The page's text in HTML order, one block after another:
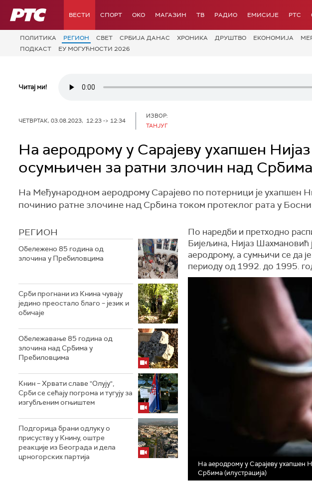
РТС ВЕСТИ СПОРТ OKO МАГАЗИН ТВ РАДИО ЕМИСИЈЕ РТС
ПОЛИТИКА РЕГИОН СВЕТ СРБИЈА ДАНАС ХРОНИКА ДРУШТВО ЕКОНОМИЈА
ПОДКАСТ
ЕУ МОГУЋНОСТИ 2026
Читај ми!
ЧЕТВРТАК, 03.08.2023, 12:23 -> 12:34
ИЗВОР:
ТАНЈУГ
На аеродрому у Сарајеву ухапшен
осумњичен за ратни злочин над Србима
На Међународном аеродрому Сарајево по потерници је ухапшен
починио ратне злочине над Србина током протеклог рата у
РЕГИОН
Обележено 85 година од
злочина у Пребиловцима
Срби прогнани из Книна чувају
једино преостало благо – језик и
обичаје
Обележавање 85 година од
злочина над Србима у
Пребиловцима
Книн – Хрвати славе "Олују",
Срби се сећају погрома и тугују за
изгубљеним огњиштем
Подгорица брани одлуку о
присуству у Книну, оштре
реакције из Београда и дела
црногорских партија
По наредби и претходно
Бијељина, Нијаз Шахмановић
аеродрому, а сумњичи се да
периоду од 1992. до 1995.
На аеродрому у Сарајеву ухапшен
Србима (илустрација)